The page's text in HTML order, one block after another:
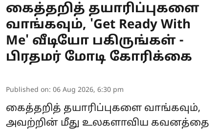
கைத்தறித் தயாரிப்புகளை
வாங்கவும், 'Get Ready With
Me' வீடியோ பகிருங்கள் -
பிரதமர் மோடி கோரிக்கை
Published on: 06 Aug 2026, 6:30 pm
கைத்தறித் தயாரிப்புகளை வாங்கவும்,
அவற்றின் மீது உலகளாவிய கவனத்தை